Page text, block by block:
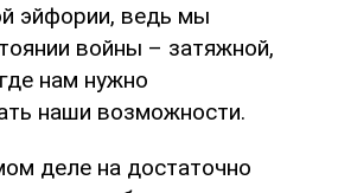
эйфории, ведь мы
войны – затяжной,
нам нужно
наши возможности.
деле на достаточно